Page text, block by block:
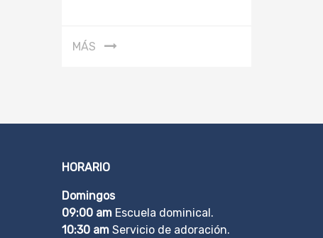
MÁS
HORARIO
Domingos
09:00 am Escuela dominical.
10:30 am Servicio de adoración.